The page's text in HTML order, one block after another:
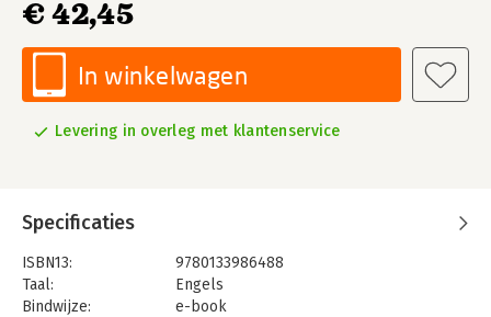
€ 42,45
In winkelwagen
Levering in overleg met klantenservice
Specificaties
ISBN13:
9780133986488
Taal:
Engels
Bindwijze:
e-book